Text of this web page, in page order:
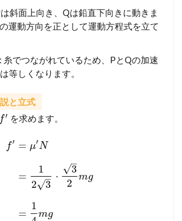
斜面上向き、Qは鉛直下向きに動きま
運動方向を正として運動方程式を立て
糸でつながれているため、PとQの加速
は等しくなります。
と立式
f′ を求めます。
f′ = μ′N
=
1
2
3
–
√
⋅
3
–
√
2
mg
=
1
mg